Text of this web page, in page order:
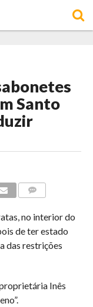
Santo
no interior do
de ter estado
das restrições
Inês